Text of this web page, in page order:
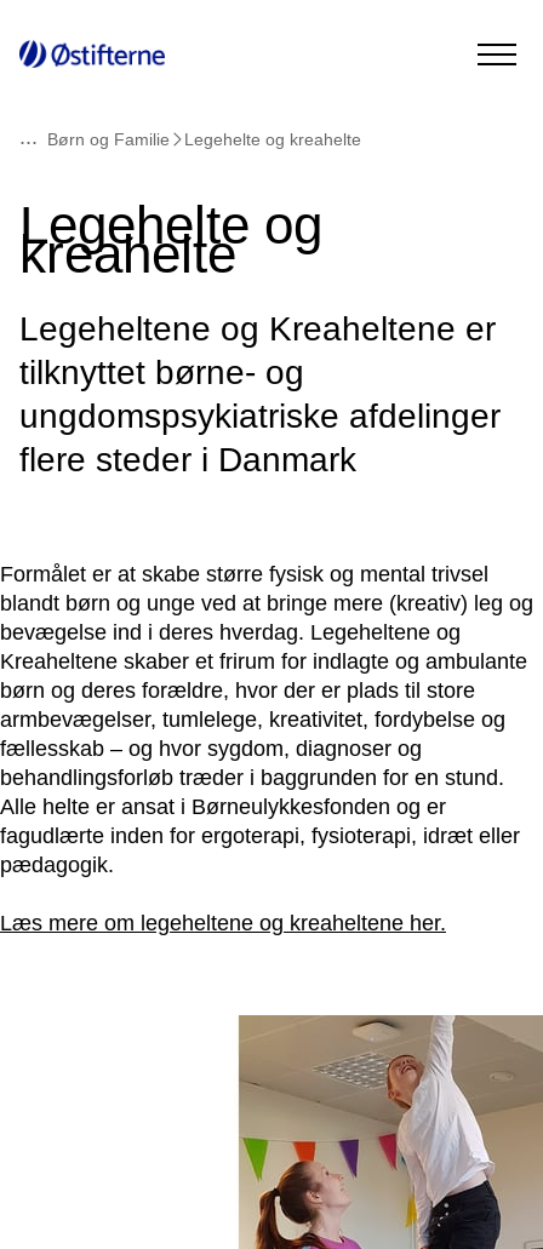
... Børn og Familie Legehelte og kreahelte
Legehelte og
kreahelte
Legeheltene og Kreaheltene er
tilknyttet børne- og
ungdomspsykiatriske afdelinger
flere steder i Danmark
Formålet er at skabe større fysisk og mental trivsel
blandt børn og unge ved at bringe mere (kreativ) leg og
bevægelse ind i deres hverdag. Legeheltene og
Kreaheltene skaber et frirum for indlagte og ambulante
børn og deres forældre, hvor der er plads til store
armbevægelser, tumlelege, kreativitet, fordybelse og
fællesskab – og hvor sygdom, diagnoser og
behandlingsforløb træder i baggrunden for en stund.
Alle helte er ansat i Børneulykkesfonden og er
fagudlærte inden for ergoterapi, fysioterapi, idræt eller
pædagogik.
Læs mere om legeheltene og kreaheltene her.